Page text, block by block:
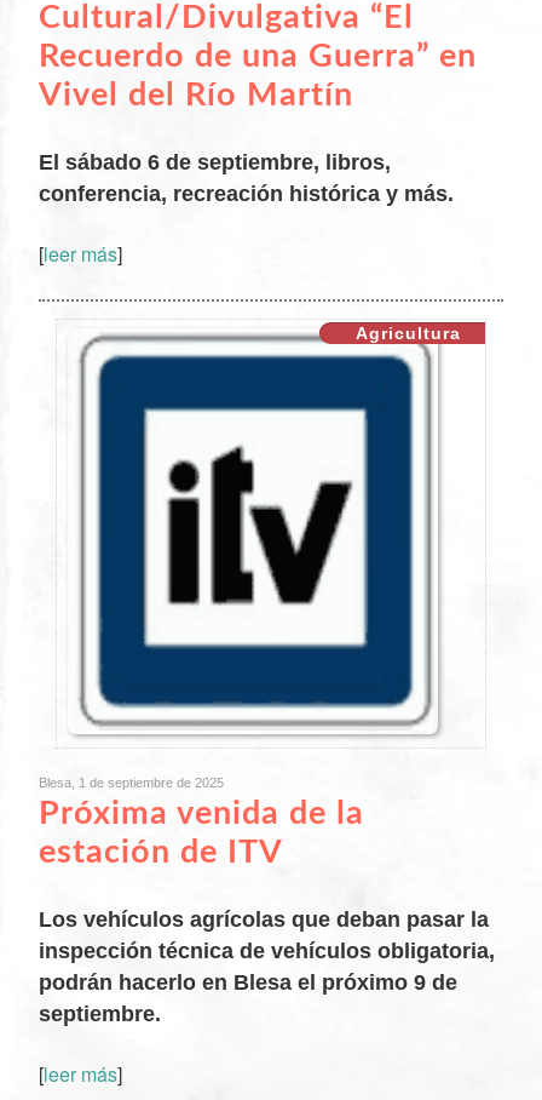
Cultural/Divulgativa “El
Recuerdo de una Guerra” en
Vivel del Río Martín
El sábado 6 de septiembre, libros,
conferencia, recreación histórica y más.
[leer más]
Agricultura
Blesa, 1 de septiembre de 2025
Próxima venida de la
estación de ITV
Los vehículos agrícolas que deban pasar la
inspección técnica de vehículos obligatoria,
podrán hacerlo en Blesa el próximo 9 de
septiembre.
[leer más]